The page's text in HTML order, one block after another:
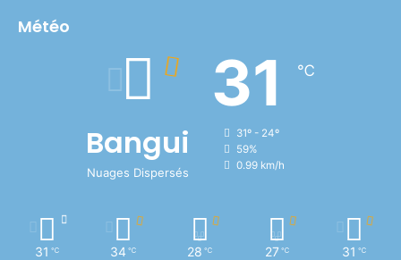
Météo
Bangui
Nuages Dispersés
31 ℃
31º - 24º
59%
0.99 km/h
31 ℃ 34 ℃ 28 ℃ 27 ℃ 31 ℃